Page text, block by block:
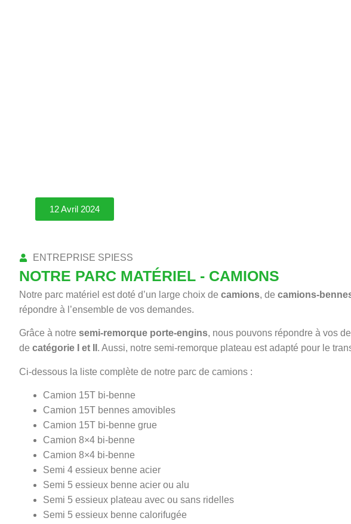
PARC
12 Avril 2024
ENTREPRISE SPIESS
NOTRE PARC MATÉRIEL - CAMIONS
Notre parc matériel est doté d’un large choix de camions, de camions-
répondre à l’ensemble de vos demandes.
Grâce à notre semi-remorque porte-engins, nous pouvons répondre à vos
de catégorie I et II . Aussi, notre semi-remorque plateau est adapté pour le
Ci-dessous la liste complète de notre parc de camions :
Camion 15T bi-benne
Camion 15T bennes amovibles
Camion 15T bi-benne grue
Camion 8×4 bi-benne
Camion 8×4 bi-benne
Semi 4 essieux benne acier
Semi 5 essieux benne acier ou alu
Semi 5 essieux plateau avec ou sans ridelles
Semi 5 essieux benne calorifugée